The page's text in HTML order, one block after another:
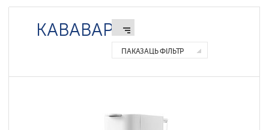
КАВАВАРКІ
ПАКАЗАЦЬ ФІЛЬТР
Рожковые
Капсульные
Polaris